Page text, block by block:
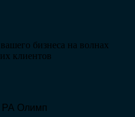
бизнеса на волнах
клиентов
РА Олимп